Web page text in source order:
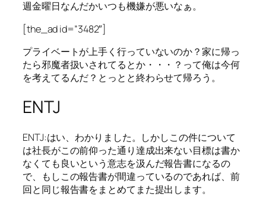
週金曜日なんだかいつも機嫌が悪いなぁ。
[the_ad id=”3482″]
プライベートが上手く行っていないのか？家に帰っ
たら邪魔者扱いされてるとか・・・？って俺は今何
を考えてるんだ？とっとと終わらせて帰ろう。
ENTJ
ENTJ:はい、わかりました。しかしこの件について
は社長がこの前仰った通り達成出来ない目標は書か
なくても良いという意志を汲んだ報告書になるの
で、もしこの報告書が間違っているのであれば、前
回と同じ報告書をまとめてまた提出します。